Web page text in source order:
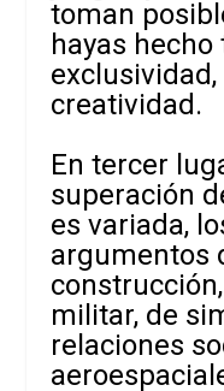
toman
hayas
creatividad.
En tercer
superación
es variada,
argumentos
militar, de
relaciones